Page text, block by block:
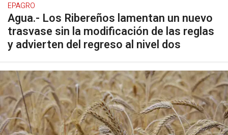
EPAGRO
Agua.- Los Ribereños lamentan un nuevo
trasvase sin la modificación de las reglas
y advierten del regreso al nivel dos